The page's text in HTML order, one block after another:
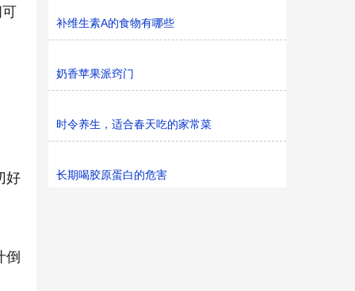
好
倒
补维生素A的食物有哪些
奶香苹果派窍门
时令养生，适合春天吃的家常菜
长期喝胶原蛋白的危害